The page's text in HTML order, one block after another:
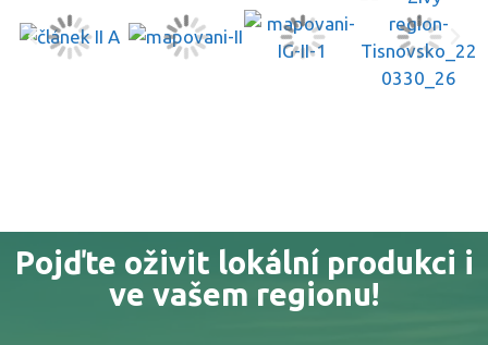
Pojďte oživit lokální produkci i
ve vašem regionu!